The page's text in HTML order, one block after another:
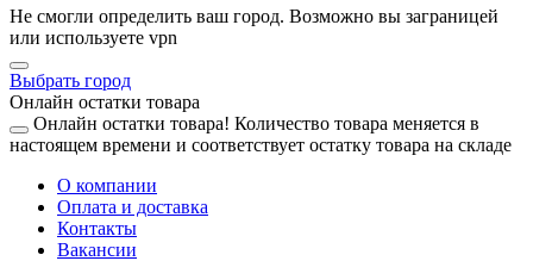
Не смогли определить ваш город. Возможно вы заграницей
или используете vpn
Выбрать город
Онлайн остатки товара
Онлайн остатки товара! Количество товара меняется в
настоящем времени и соответствует остатку товара на складе
О компании
Оплата и доставка
Контакты
Вакансии